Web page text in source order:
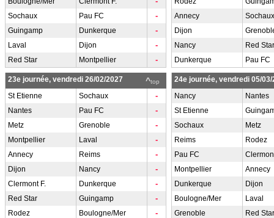
Sochaux Pau FC -
Guingamp Dunkerque -
Laval Dijon -
Red Star Montpellier -
Annecy
Sochaux
Dijon
Nancy
Red Star
Dunkerque
Pau FC
^top
23e journée, vendredi 26/02/2027
St Etienne
Sochaux -
Nantes Pau FC -
Metz Grenoble -
Montpellier Laval -
Annecy Reims -
Dijon Nancy -
Clermont F. Dunkerque -
Red Star Guingamp -
Rodez Boulogne/Mer -
24e journée, vendredi 05/03/
Nancy
Nantes
St Etienne
Sochaux
Metz
Reims
Rodez
Pau FC
Montpellier
Annecy
Dunkerque
Dijon
Boulogne/Mer
Laval
Grenoble
Red Star